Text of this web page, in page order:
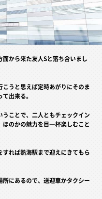
から来た友人Sと落ち合いまし
うと思えば定時あがりにそのま
出来る。
ことで、二人ともチェックイン
のかの魅力を目一杯楽しむこと
れば熱海駅まで迎えにきてもら
にあるので、送迎車かタクシー